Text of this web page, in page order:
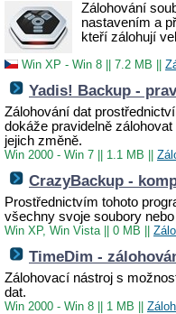
Zálohování
nastavením a
kteří zálohují
Win XP - Win 8 7.2 MB
Yadis! Backup -
Zálohování dat
dokáže pravidelně
jejich změně.
Win 2000 - Win 7 1.1 MB
CrazyBackup -
Prostřednictvím tohoto
všechny svoje soubory
Win XP, Win Vista|| 0 MB
TimeDim -
Zálohovací nástroj s
dat.
Win 2000 - Win 8 1 MB